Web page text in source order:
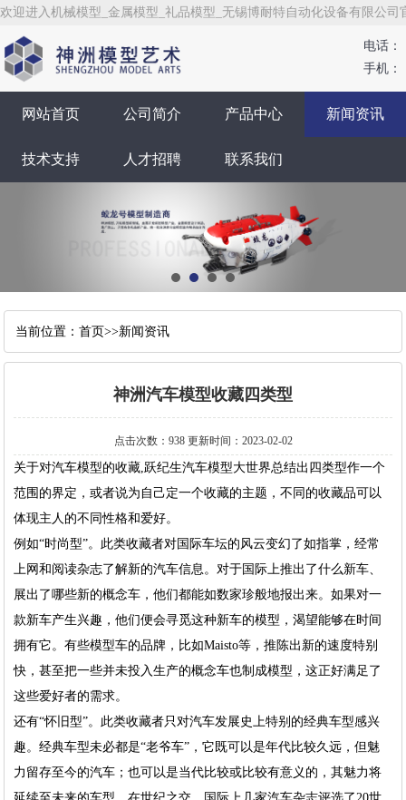
欢迎进入机械模型_金属模型_礼品模型_无锡博耐特自动化设备有限公司
电话：
手机：
网站首页 公司简介 产品中心 新闻资讯
技术支持 人才招聘 联系我们
当前位置：首页>>新闻资讯
神洲汽车模型收藏四类型
点击次数：938 更新时间：2023-02-02
关于对汽车模型的收藏,跃纪生汽车模型大世界总结出四类型作一个
范围的界定，或者说为自己定一个收藏的主题，不同的收藏品可以
体现主人的不同性格和爱好。
例如“时尚型”。此类收藏者对国际车坛的风云变幻了如指掌，经常
上网和阅读杂志了解新的汽车信息。对于国际上推出了什么新车、
展出了哪些新的概念车，他们都能如数家珍般地报出来。如果对一
款新车产生兴趣，他们便会寻觅这种新车的模型，渴望能够在时间
拥有它。有些模型车的品牌，比如Maisto等，推陈出新的速度特别
快，甚至把一些并未投入生产的概念车也制成模型，这正好满足了
这些爱好者的需求。
还有“怀旧型”。此类收藏者只对汽车发展史上特别的经典车型感兴
趣。经典车型未必都是“老爷车”，它既可以是年代比较久远，但魅
力留存至今的汽车；也可以是当代比较或比较有意义的，其魅力将